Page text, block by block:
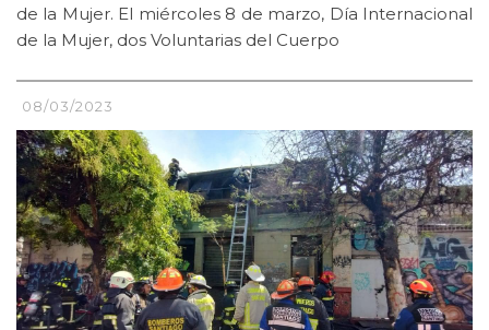
de la Mujer. El miércoles 8 de marzo, Día Internacional
de la Mujer, dos Voluntarias del Cuerpo
08/03/2023